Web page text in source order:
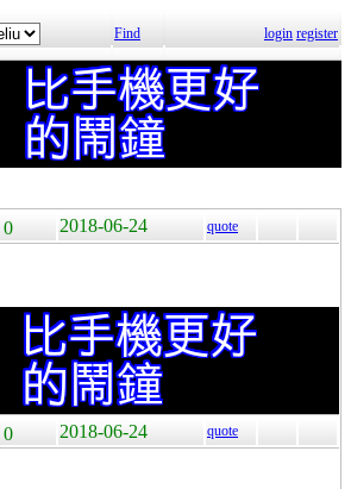
Find login register
0 2018-06-24 quote
0 2018-06-24 quote